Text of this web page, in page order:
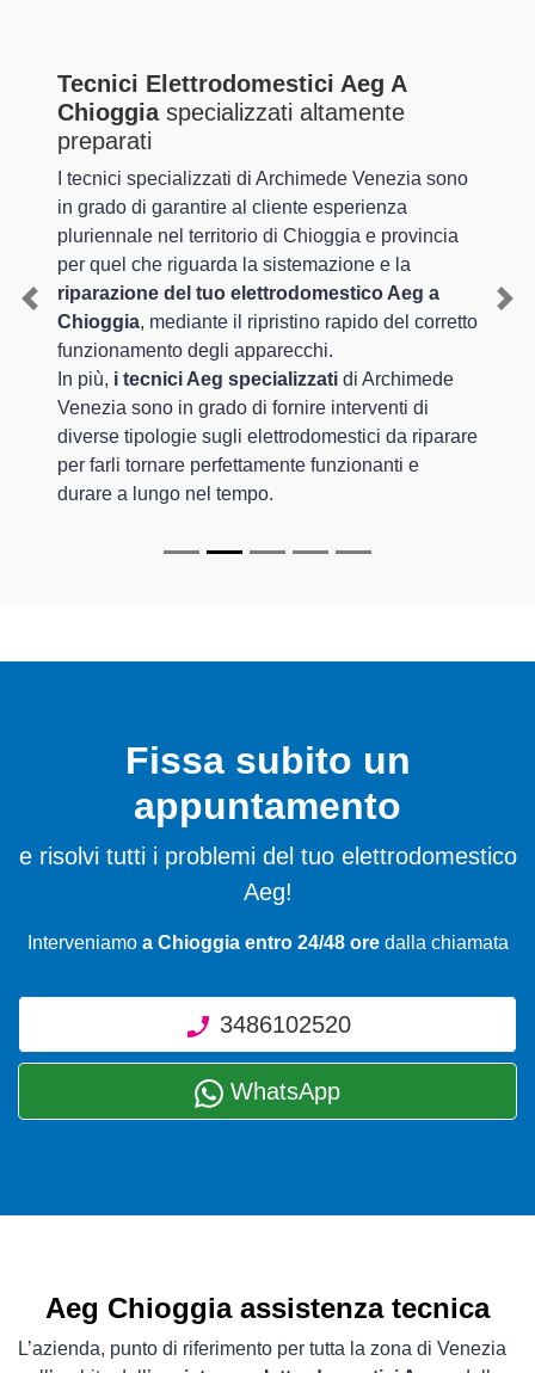
Tecnici Elettrodomestici Aeg A
Chioggiaspecializzati altamente
preparati
I tecnici specializzati di Archimede Venezia sono
in grado di garantire al cliente esperienza
pluriennale nel territorio di Chioggia e provincia
per quel che riguarda la sistemazione e la
riparazione del tuo elettrodomestico Aeg a
Chioggia, mediante il ripristino rapido del corretto
funzionamento degli apparecchi.
In più, i tecnici Aeg specializzati di Archimede
Venezia sono in grado di fornire interventi di
diverse tipologie sugli elettrodomestici da riparare
per farli tornare perfettamente funzionanti e
durare a lungo nel tempo.
Previous
Fissa subito un
appuntamento
e risolvi tutti i problemi del tuo elettrodomestico
Aeg!
Interveniamo a Chioggia entro 24/48 oredalla chiamata
3486102520
WhatsApp
Aeg Chioggia assistenza tecnica
L’azienda, punto di riferimento per tutta la zona di Venezia